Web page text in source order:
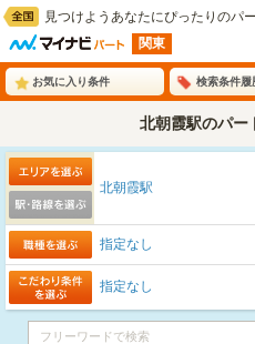
見つけようあなたにぴったりのパ
関東
お気に入り条件 検索条件履
北朝霞駅のパー
北朝霞駅
指定なし
指定なし